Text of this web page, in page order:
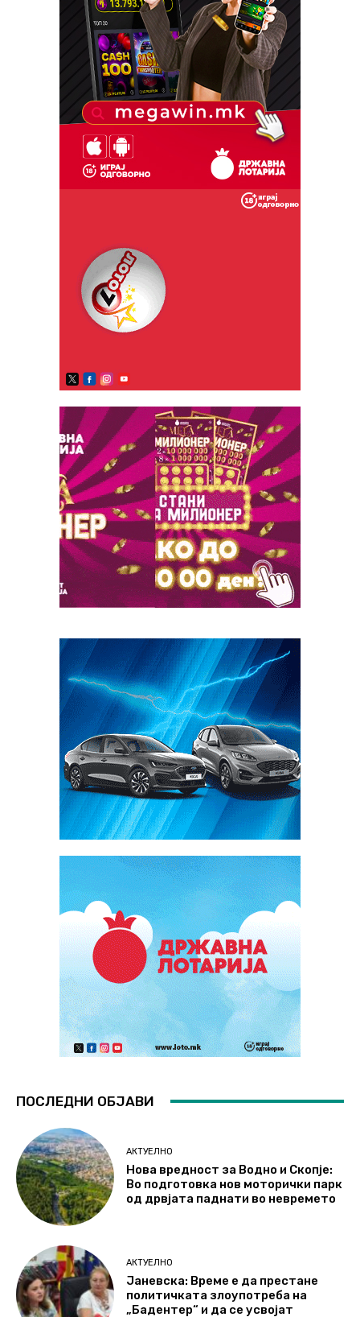
ПОСЛЕДНИ ОБЈАВИ
АКТУЕЛНО
Нова вредност за Водно и Скопје:
Во подготовка нов моторички парк
од дрвјата паднати во невремето
АКТУЕЛНО
Јаневска: Време е да престане
политичката злоупотреба на
„Бадентер“ и да се усвојат